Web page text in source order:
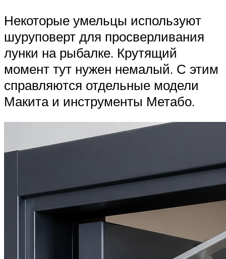
Некоторые умельцы используют
шуруповерт для просверливания
лунки на рыбалке. Крутящий
момент тут нужен немалый. С этим
справляются отдельные модели
Макита и инструменты Метабо.